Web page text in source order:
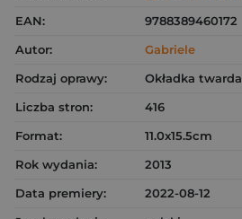
EAN:
9788389460172
Autor:
Gabriele
Rodzaj oprawy:
Okładka twarda
Liczba stron:
416
Format:
11.0x15.5cm
Rok wydania:
2013
Data premiery:
2022-08-12